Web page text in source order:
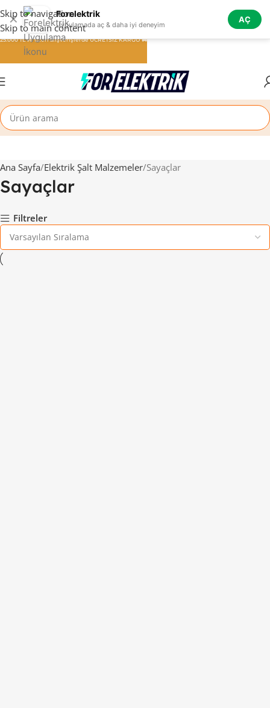
✕ Forelektrik
Uygulamada aç & daha iyi deneyim
AÇ
Skip to navigation
Skip to main content
Ana Sayfa Elektrik Şalt Malzemeler Sayaçlar
Sayaçlar
Filtreler
25.000 TL ve üzeri alışverişlerde ÜCRETSİZ KARGO 🚚